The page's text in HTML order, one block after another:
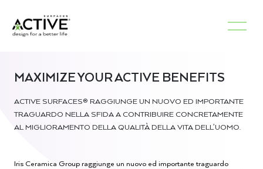
MAXIMIZE YOUR ACTIVE BENEFITS
ACTIVE SURFACES® RAGGIUNGE UN NUOVO ED IMPORTANTE
TRAGUARDO NELLA SFIDA A CONTRIBUIRE CONCRETAMENTE
AL MIGLIORAMENTO DELLA QUALITÀ DELLA VITA DELL’UOMO.
Iris Ceramica Group raggiunge un nuovo ed importante traguardo